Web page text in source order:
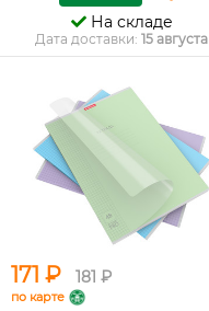
На складе
Дата доставки: 15 августа
171 ₽ 181 ₽
по карте